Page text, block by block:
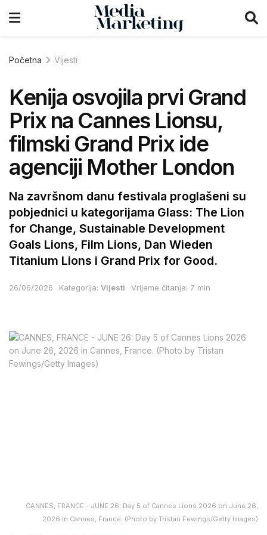
Početna Vijesti
Kenija osvojila prvi Grand
Prix na Cannes Lionsu,
filmski Grand Prix ide
agenciji Mother London
Na završnom danu festivala proglašeni su
pobjednici u kategorijama Glass: The Lion
for Change, Sustainable Development
Goals Lions, Film Lions, Dan Wieden
Titanium Lions i Grand Prix for Good.
26/06/2026 Kategorija: Vijesti Vrijeme čitanja: 7 min
CANNES, FRANCE - JUNE 26: Day 5 of Cannes Lions 2026 on June 26,
2026 in Cannes, France. (Photo by Tristan Fewings/Getty Images)